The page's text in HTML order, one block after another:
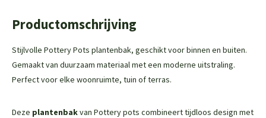
Productomschrijving
Stijlvolle Pottery Pots plantenbak, geschikt voor binnen en buiten.
Gemaakt van duurzaam materiaal met een moderne uitstraling.
Perfect voor elke woonruimte, tuin of terras.
Deze plantenbakvan Pottery pots combineert tijdloos design met